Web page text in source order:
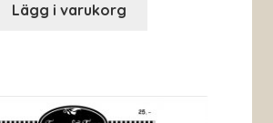
Lägg i varukorg